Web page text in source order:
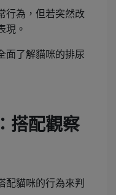
行為，但若突然改
現。
面了解貓咪的排尿
搭配觀察
配貓咪的行為來判